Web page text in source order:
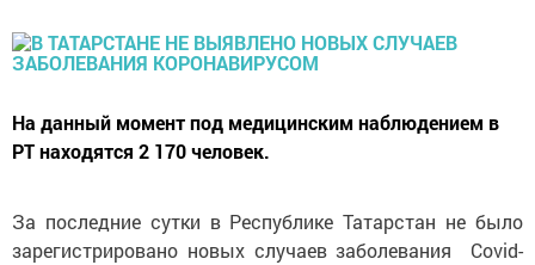
На данный момент под медицинским наблюдением в
РТ находятся 2 170 человек.
За последние сутки в Республике Татарстан не было
зарегистрировано новых случаев заболевания Covid-